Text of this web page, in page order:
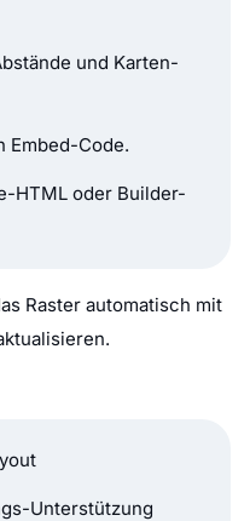
und Karten-
Embed-Code.
HTML oder Builder-
Raster automatisch mit
Unterstützung